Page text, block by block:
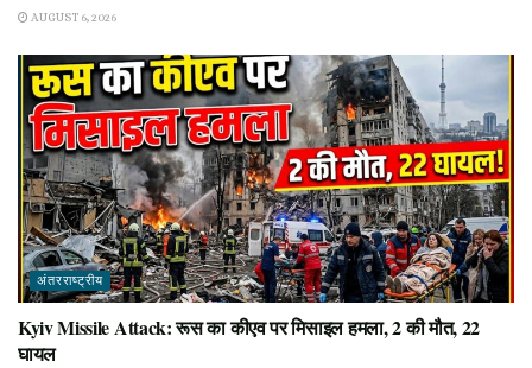
AUGUST 6, 2026
अंतरराष्ट्रीय
Kyiv Missile Attack: रूस का कीएव पर मिसाइल हमला, 2 की मौत, 22
घायल